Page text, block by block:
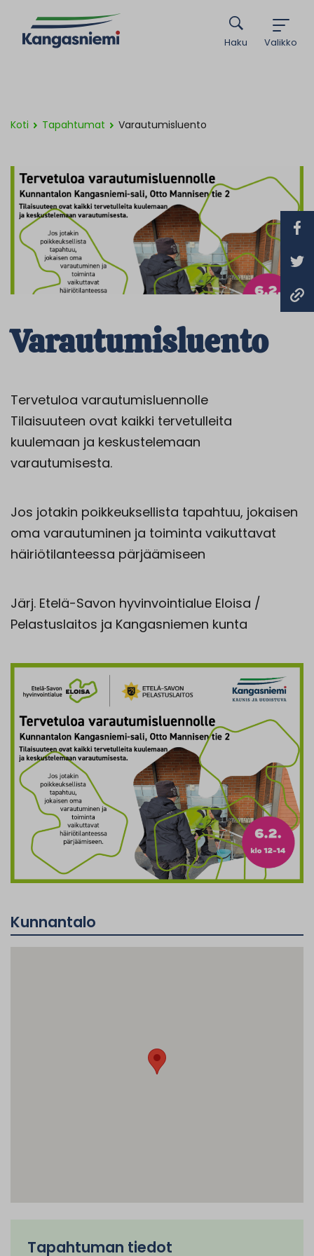
Valikko
Haku
Koti Tapahtumat Varautumisluento
Varautumisluento
Tervetuloa varautumisluennolle
Tilaisuuteen ovat kaikki tervetulleita
kuulemaan ja keskustelemaan
varautumisesta.
Jos jotakin poikkeuksellista tapahtuu, jokaisen
oma varautuminen ja toiminta vaikuttavat
häiriötilanteessa pärjäämiseen
Järj. Etelä-Savon hyvinvointialue Eloisa /
Pelastuslaitos ja Kangasniemen kunta
Kunnantalo
Tapahtuman tiedot